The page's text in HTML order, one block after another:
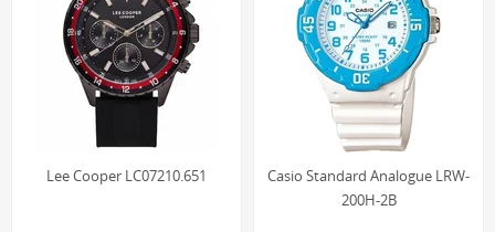
Lee Cooper LC07210.651
Casio Standard Analogue LRW-
200H-2B